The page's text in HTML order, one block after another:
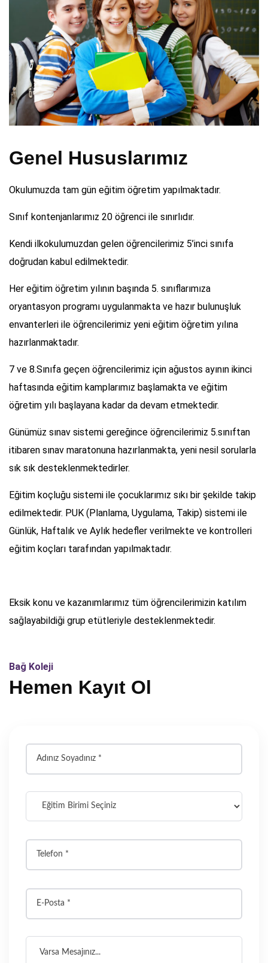
Genel Hususlarımız
Okulumuzda tam gün eğitim öğretim yapılmaktadır.
Sınıf kontenjanlarımız 20 öğrenci ile sınırlıdır.
Kendi ilkokulumuzdan gelen öğrencilerimiz 5’inci sınıfa
doğrudan kabul edilmektedir.
Her eğitim öğretim yılının başında 5. sınıflarımıza
oryantasyon programı uygulanmakta ve hazır bulunuşluk
envanterleri ile öğrencilerimiz yeni eğitim öğretim yılına
hazırlanmaktadır.
7 ve 8.Sınıfa geçen öğrencilerimiz için ağustos ayının ikinci
haftasında eğitim kamplarımız başlamakta ve eğitim
öğretim yılı başlayana kadar da devam etmektedir.
Günümüz sınav sistemi gereğince öğrencilerimiz 5.sınıftan
itibaren sınav maratonuna hazırlanmakta, yeni nesil sorularla
sık sık desteklenmektedirler.
Eğitim koçluğu sistemi ile çocuklarımız sıkı bir şekilde takip
edilmektedir. PUK (Planlama, Uygulama, Takip) sistemi ile
Günlük, Haftalık ve Aylık hedefler verilmekte ve kontrolleri
eğitim koçları tarafından yapılmaktadır.
Eksik konu ve kazanımlarımız tüm öğrencilerimizin katılım
sağlayabildiği grup etütleriyle desteklenmektedir.
Bağ Koleji
Hemen Kayıt Ol